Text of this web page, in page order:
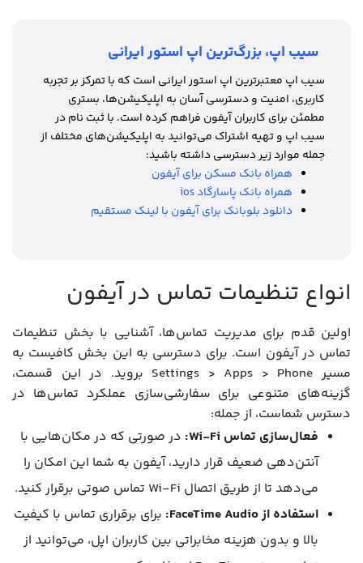
سیب اپ، بزرگ‌ترین اپ استور ایرانی
سیب اپ معتبرترین اپ استور ایرانی است که با تمرکز بر تجربه
کاربری، امنیت و دسترسی آسان به اپلیکیشن‌ها، بستری
مطمئن برای کاربران آیفون فراهم کرده است. با ثبت نام در
سیب اپ و تهیه اشتراک می‌توانید به اپلیکیشن‌های مختلف از
جمله موارد زیر دسترسی داشته باشید:
همراه بانک مسکن برای آیفون
همراه بانک پاسارگاد ios
دانلود بلوبانک برای آیفون با لینک مستقیم
انواع تنظیمات تماس در آیفون
اولین قدم برای مدیریت تماس‌ها، آشنایی با بخش تنظیمات
تماس در آیفون است. برای دسترسی به این بخش کافیست به
مسیر Settings > Apps > Phone بروید. در این قسمت،
گزینه‌های متنوعی برای سفارشی‌سازی عملکرد تماس‌ها در
دسترس شماست، از جمله:
فعال‌سازی تماس Wi-Fi:
در صورتی که در مکان‌هایی با
آنتن‌دهی ضعیف قرار دارید، آیفون به شما این امکان را
می‌دهد تا از طریق اتصال Wi-Fi تماس صوتی برقرار کنید.
استفاده از FaceTime Audio:
برای برقراری تماس با کیفیت
بالا و بدون هزینه مخابراتی بین کاربران اپل، می‌توانید از